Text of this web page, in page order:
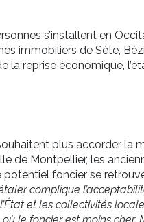
s’installent en
immobiliers de Sète,
la reprise économique,
plus accorder la
de Montpellier, les
foncier se
complique
et les collectivités